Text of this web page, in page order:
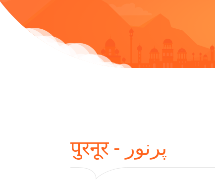
पुरनूर - پرنور